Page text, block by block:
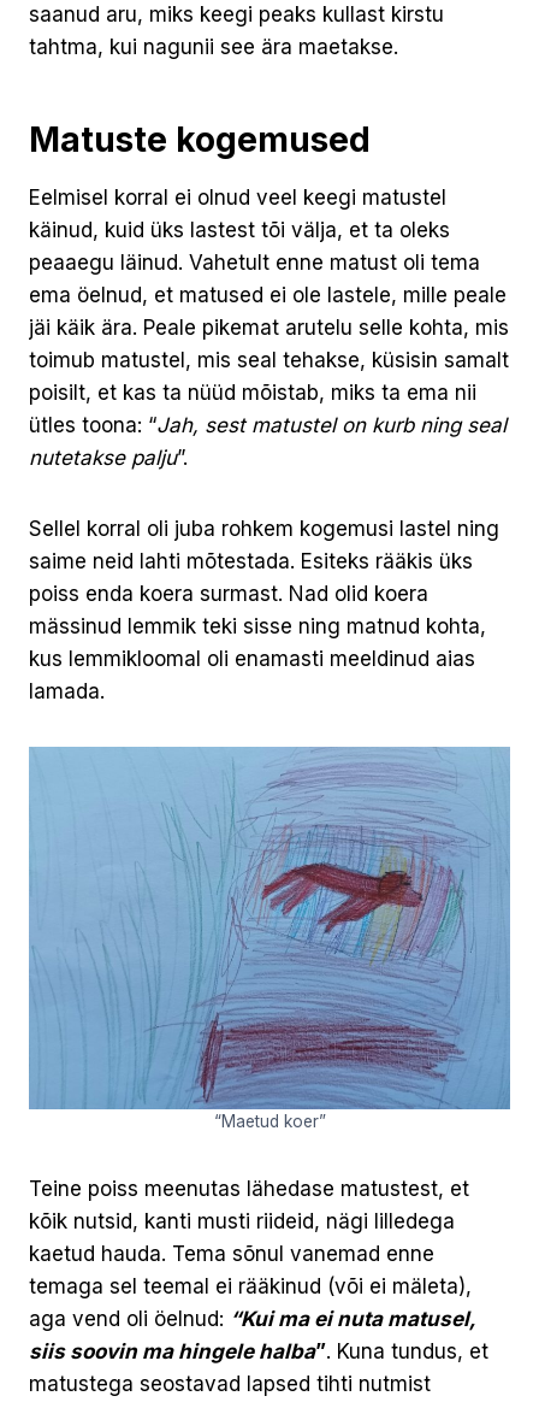
saanud aru, miks keegi peaks kullast kirstu
tahtma, kui nagunii see ära maetakse.
Matuste kogemused
Eelmisel korral ei olnud veel keegi matustel
käinud, kuid üks lastest tõi välja, et ta oleks
peaaegu läinud. Vahetult enne matust oli tema
ema öelnud, et matused ei ole lastele, mille peale
jäi käik ära. Peale pikemat arutelu selle kohta, mis
toimub matustel, mis seal tehakse, küsisin samalt
poisilt, et kas ta nüüd mõistab, miks ta ema nii
ütles toona: “Jah, sest matustel on kurb ning seal
nutetakse palju”.
Sellel korral oli juba rohkem kogemusi lastel ning
saime neid lahti mõtestada. Esiteks rääkis üks
poiss enda koera surmast. Nad olid koera
mässinud lemmik teki sisse ning matnud kohta,
kus lemmikloomal oli enamasti meeldinud aias
lamada.
“Maetud koer”
Teine poiss meenutas lähedase matustest, et
kõik nutsid, kanti musti riideid, nägi lilledega
kaetud hauda. Tema sõnul vanemad enne
temaga sel teemal ei rääkinud (või ei mäleta),
aga vend oli öelnud: “Kui ma ei nuta matusel,
siis soovin ma hingele halba”. Kuna tundus, et
matustega seostavad lapsed tihti nutmist